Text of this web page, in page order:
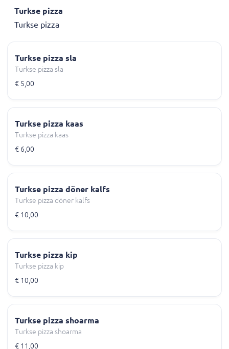
Turkse pizza
Turkse pizza
Turkse pizza sla
Turkse pizza sla
€ 5,00
Turkse pizza kaas
Turkse pizza kaas
€ 6,00
Turkse pizza döner kalfs
Turkse pizza döner kalfs
€ 10,00
Turkse pizza kip
Turkse pizza kip
€ 10,00
Turkse pizza shoarma
Turkse pizza shoarma
€ 11,00